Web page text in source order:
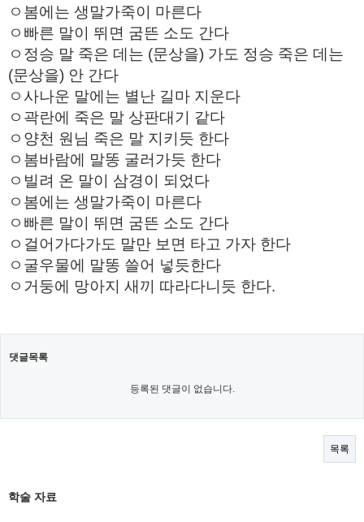
ㅇ봄에는 생말가죽이 마른다
ㅇ빠른 말이 뛰면 굼뜬 소도 간다
ㅇ정승 말 죽은 데는 (문상을) 가도 정승 죽은 데는
(문상을) 안 간다
ㅇ사나운 말에는 별난 길마 지운다
ㅇ곽란에 죽은 말 상판대기 같다
ㅇ양천 원님 죽은 말 지키듯 한다
ㅇ봄바람에 말똥 굴러가듯 한다
ㅇ빌려 온 말이 삼경이 되었다
ㅇ봄에는 생말가죽이 마른다
ㅇ빠른 말이 뛰면 굼뜬 소도 간다
ㅇ걸어가다가도 말만 보면 타고 가자 한다
ㅇ굴우물에 말똥 쓸어 넣듯한다
ㅇ거둥에 망아지 새끼 따라다니듯 한다.
댓글목록
등록된 댓글이 없습니다.
목록
학술 자료